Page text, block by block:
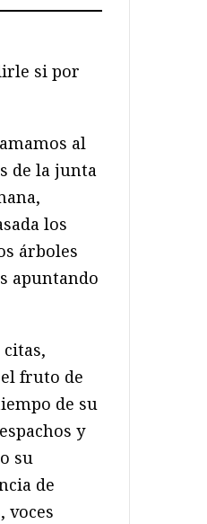
si por
al
de la junta
los
árboles
apuntando
fruto de
de su
y
su
de
voces